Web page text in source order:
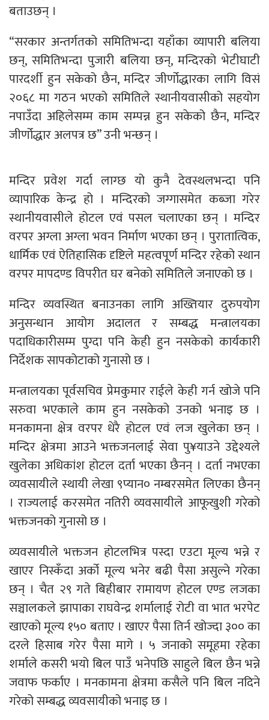
बताउछन् ।
“सरकार अन्तर्गतको समितिभन्दा यहाँका व्यापारी बलिया
छन्, समितिभन्दा पुजारी बलिया छन्, मन्दिरको भेटीघाटी
पारदर्शी हुन सकेको छैन, मन्दिर जीर्णोद्धारका लागि विसं
२०६८ मा गठन भएको समितिले स्थानीयवासीको सहयोग
नपाउँदा अहिलेसम्म काम सम्पन्न हुन सकेको छैन, मन्दिर
जीर्णोद्धार अलपत्र छ” उनी भन्छन् ।
मन्दिर प्रवेश गर्दा लाग्छ यो कुनै देवस्थलभन्दा पनि
व्यापारिक केन्द्र हो । मन्दिरको जग्गासमेत कब्जा गरेर
स्थानीयवासीले होटल एवं पसल चलाएका छन् । मन्दिर
वरपर अग्ला अग्ला भवन निर्माण भएका छन् । पुरातात्विक,
धार्मिक एवं ऐतिहासिक दृष्टिले महत्वपूर्ण मन्दिर रहेको स्थान
वरपर मापदण्ड विपरीत घर बनेको समितिले जनाएको छ ।
मन्दिर व्यवस्थित बनाउनका लागि अख्तियार दुरुपयोग
अनुसन्धान आयोग अदालत र सम्बद्ध मन्त्रालयका
पदाधिकारीसम्म पुग्दा पनि केही हुन नसकेको कार्यकारी
निर्देशक सापकोटाको गुनासो छ ।
मन्त्रालयका पूर्वसचिव प्रेमकुमार राईले केही गर्न खोजे पनि
सरुवा भएकाले काम हुन नसकेको उनको भनाइ छ ।
मनकामना क्षेत्र वरपर धेरै होटल एवं लज खुलेका छन् ।
मन्दिर क्षेत्रमा आउने भक्तजनलाई सेवा पु¥याउने उद्देश्यले
खुलेका अधिकांश होटल दर्ता भएका छैनन् । दर्ता नभएका
व्यवसायीले स्थायी लेखा ९प्यान० नम्बरसमेत लिएका छैनन्
। राज्यलाई करसमेत नतिरी व्यवसायीले आफूखुशी गरेको
भक्तजनको गुनासो छ ।
व्यवसायीले भक्तजन होटलभित्र पस्दा एउटा मूल्य भन्ने र
खाएर निस्कँदा अर्को मूल्य भनेर बढी पैसा असुल्ने गरेका
छन् । चैत २९ गते बिहीबार रामायण होटल एण्ड लजका
सञ्चालकले झापाका राघवेन्द्र शर्मालाई रोटी वा भात भरपेट
खाएको मूल्य १५० बताए । खाएर पैसा तिर्न खोज्दा ३०० का
दरले हिसाब गरेर पैसा मागे । ५ जनाको समूहमा रहेका
शर्माले कसरी भयो बिल पाउँ भनेपछि साहुले बिल छैन भन्ने
जवाफ फर्काए । मनकामना क्षेत्रमा कसैले पनि बिल नदिने
गरेको सम्बद्ध व्यवसायीको भनाइ छ ।